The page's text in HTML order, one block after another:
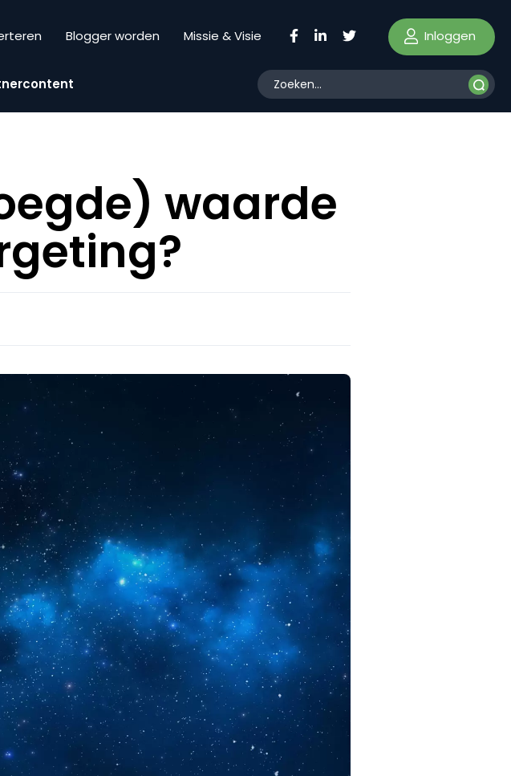
Blogger worden Missie & Visie Inloggen
waarde